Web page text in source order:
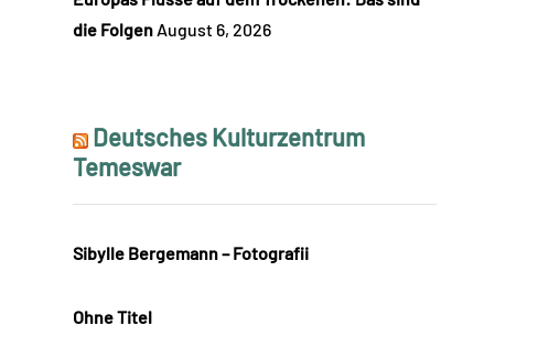
die Folgen August 6, 2026
Deutsches Kulturzentrum
Temeswar
Sibylle Bergemann – Fotografii
Ohne Titel